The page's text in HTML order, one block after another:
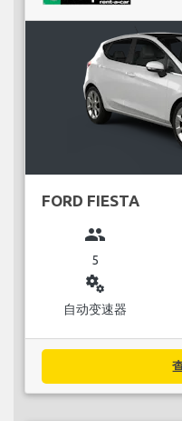
FORD FIESTA
group
5
miscellaneous_services
自动变速器